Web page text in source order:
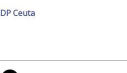
DP Ceuta